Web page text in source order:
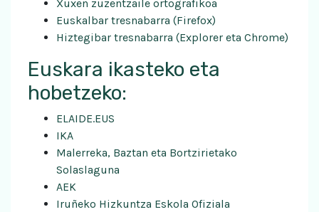
Xuxen zuzentzaile ortografikoa
Euskalbar tresnabarra (Firefox)
Hiztegibar tresnabarra (Explorer eta Chrome)
Euskara ikasteko eta
hobetzeko:
ELAIDE.EUS
IKA
Malerreka, Baztan eta Bortzirietako
Solaslaguna
AEK
Iruñeko Hizkuntza Eskola Ofiziala